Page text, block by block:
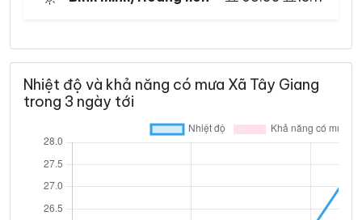
Nhiệt độ và khả năng có mưa Xã Tây Giang
trong 3 ngày tới